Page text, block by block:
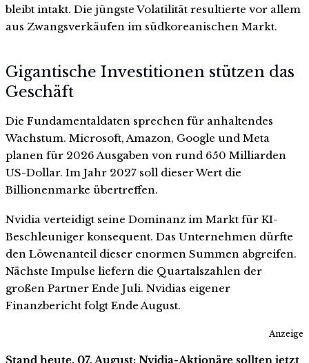
bleibt intakt. Die jüngste Volatilität resultierte vor allem
aus Zwangsverkäufen im südkoreanischen Markt.
Gigantische Investitionen stützen das
Geschäft
Die Fundamentaldaten sprechen für anhaltendes
Wachstum. Microsoft, Amazon, Google und Meta
planen für 2026 Ausgaben von rund 650 Milliarden
US-Dollar. Im Jahr 2027 soll dieser Wert die
Billionenmarke übertreffen.
Nvidia verteidigt seine Dominanz im Markt für KI-
Beschleuniger konsequent. Das Unternehmen dürfte
den Löwenanteil dieser enormen Summen abgreifen.
Nächste Impulse liefern die Quartalszahlen der
großen Partner Ende Juli. Nvidias eigener
Finanzbericht folgt Ende August.
Anzeige
Stand heute, 07. August: Nvidia-Aktionäre sollten jetzt